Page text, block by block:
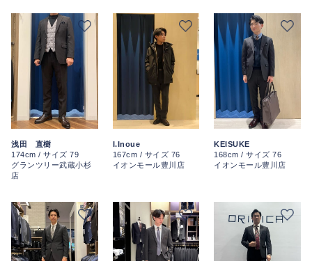
浅田 直樹
174cm / サイズ 79
グランツリー武蔵小杉
店
I.Inoue
167cm / サイズ 76
イオンモール豊川店
KEISUKE
168cm / サイズ 76
イオンモール豊川店